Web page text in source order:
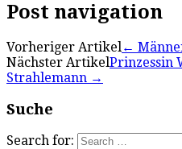
Post navigation
Vorheriger Artikel←
Nächster ArtikelPrinzessin
Strahlemann →
Suche
Search for: